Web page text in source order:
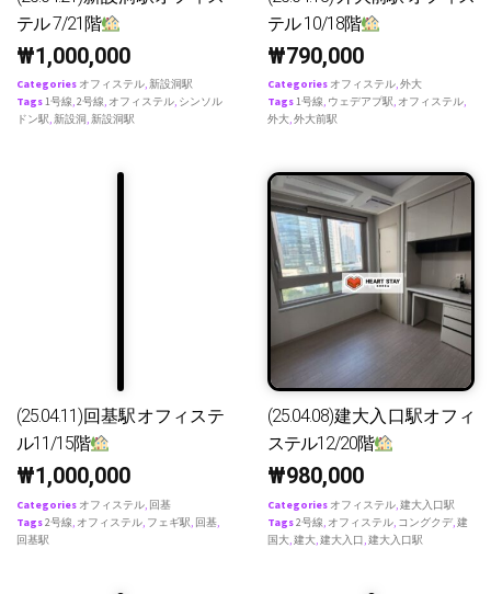
テル 7/21階
₩1,000,000
Categories オフィステル,新設洞駅
Tags1号線,2号線, オフィステル, シンソル
ドン駅,新設洞 ,新設洞駅
テル 10/18階
₩790,000
Categories オフィステル,外大
Tags1号線, ウェデアプ駅, オフィステル,
外大,外大前駅
(25.04.11)回基駅オフィステ
ル11/15階
₩1,000,000
Categories オフィステル, 回基
Tags2号線, オフィステル, フェギ駅, 回基,
回基駅
(25.04.08)建大入口駅オフィ
ステル12/20階
₩980,000
Categories オフィステル,建大入口駅
Tags2号線, オフィステル, コングクデ,建
国大,建大,建大入口,建大入口駅